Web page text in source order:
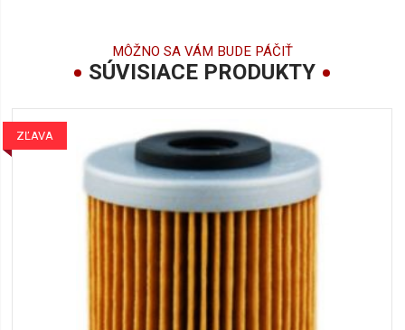
MÔŽNO SA VÁM BUDE PÁČIŤ
SÚVISIACE PRODUKTY
ZĽAVA